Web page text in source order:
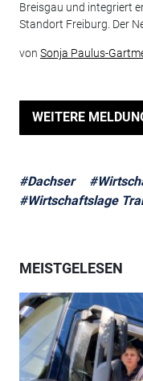
Breisgau und integriert
Standort Freiburg. Der
von Sonja Paulus-
WEITERE
#Dachser
#Wirtschaftslage
MEISTGELESEN